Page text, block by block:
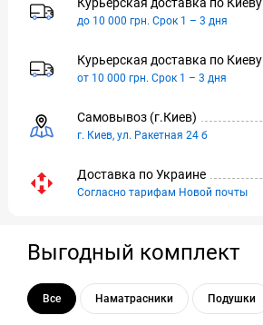
до 10 000 грн. Срок 1 – 3 дня
Курьерская доставка по Киeву
от 10 000 грн. Срок 1 – 3 дня
Самовывоз (г.Киeв)
г. Киев, ул. Ракетная 24 б
Доставка по Украине
Согласно тарифам Новой почты
Выгодный комплект
Все Наматрасники Подушки